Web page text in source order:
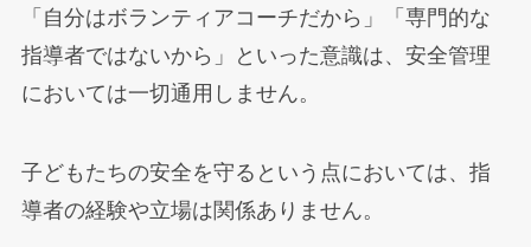
「自分はボランティアコーチだから」「専門的な
指導者ではないから」といった意識は、安全管理
においては一切通用しません。
子どもたちの安全を守るという点においては、指
導者の経験や立場は関係ありません。